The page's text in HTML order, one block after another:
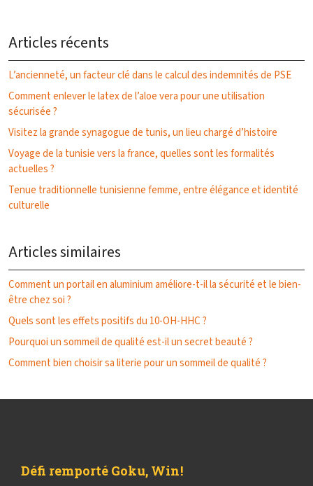
Articles récents
L’ancienneté, un facteur clé dans le calcul des indemnités de PSE
Comment enlever le latex de l’aloe vera pour une utilisation
sécurisée ?
Visitez la grande synagogue de tunis, un lieu chargé d’histoire
Voyage de la tunisie vers la france, quelles sont les formalités
actuelles ?
Tenue traditionnelle tunisienne femme, entre élégance et identité
culturelle
Articles similaires
Comment un portail en aluminium améliore-t-il la sécurité et le bien-
être chez soi ?
Quels sont les effets positifs du 10-OH-HHC ?
Pourquoi un sommeil de qualité est-il un secret beauté ?
Comment bien choisir sa literie pour un sommeil de qualité ?
Défi remporté Goku, Win !